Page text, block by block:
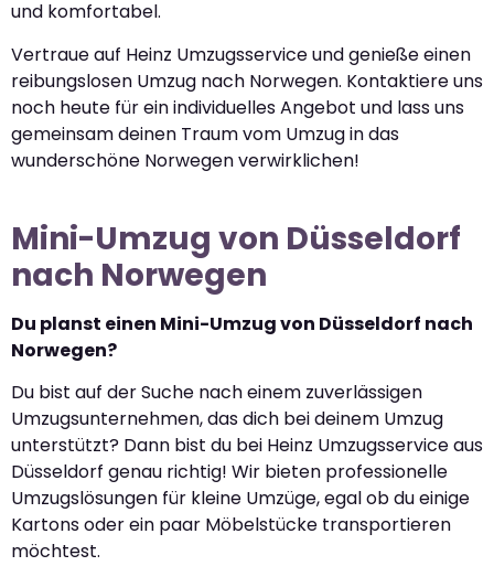
und komfortabel.
Vertraue auf Heinz Umzugsservice und genieße einen
reibungslosen Umzug nach Norwegen. Kontaktiere uns
noch heute für ein individuelles Angebot und lass uns
gemeinsam deinen Traum vom Umzug in das
wunderschöne Norwegen verwirklichen!
Mini-Umzug von Düsseldorf
nach Norwegen
Du planst einen Mini-Umzug von Düsseldorf nach
Norwegen?
Du bist auf der Suche nach einem zuverlässigen
Umzugsunternehmen, das dich bei deinem Umzug
unterstützt? Dann bist du bei Heinz Umzugsservice aus
Düsseldorf genau richtig! Wir bieten professionelle
Umzugslösungen für kleine Umzüge, egal ob du einige
Kartons oder ein paar Möbelstücke transportieren
möchtest.